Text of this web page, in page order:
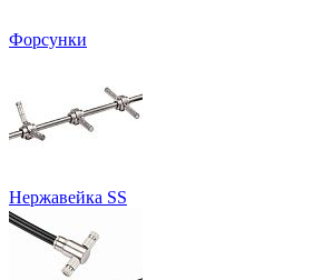
Форсунки
Нержавейка SS